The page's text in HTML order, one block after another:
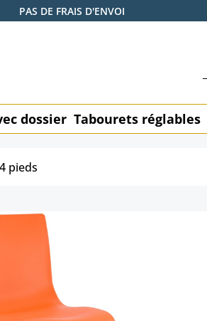
PAS DE FRAIS D'ENVOI
dossier Tabourets réglables
pieds